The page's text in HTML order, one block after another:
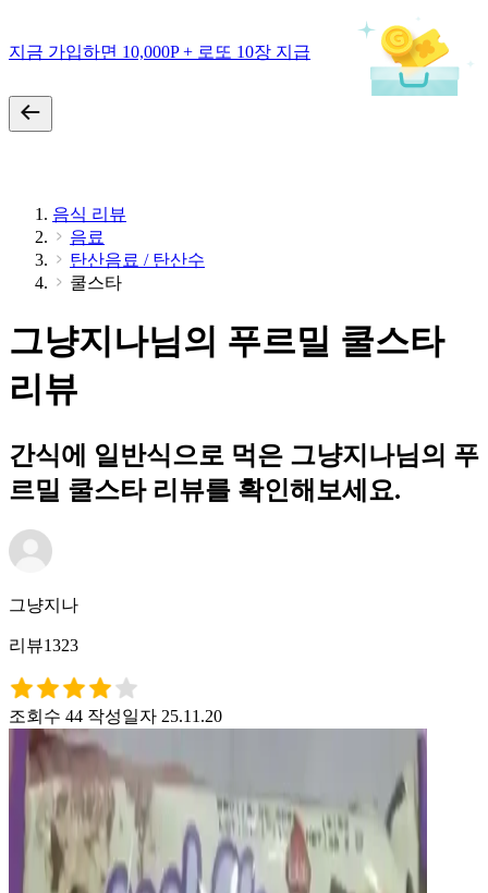
지금 가입하면 10,000P + 로또 10장 지급
음식 리뷰
음료
탄산음료 / 탄산수
쿨스타
그냥지나님의 푸르밀 쿨스타
리뷰
간식에 일반식으로 먹은 그냥지나님의 푸
르밀 쿨스타 리뷰를 확인해보세요.
그냥지나
리뷰1323
조회수 44 작성일자 25.11.20